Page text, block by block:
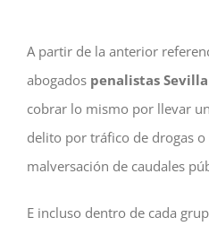
A partir de la anterior
abogadospenalistas Sevilla
cobrar lo mismo por llevar
delito por tráfico de drogas
malversación de caudales
E incluso dentro de cada